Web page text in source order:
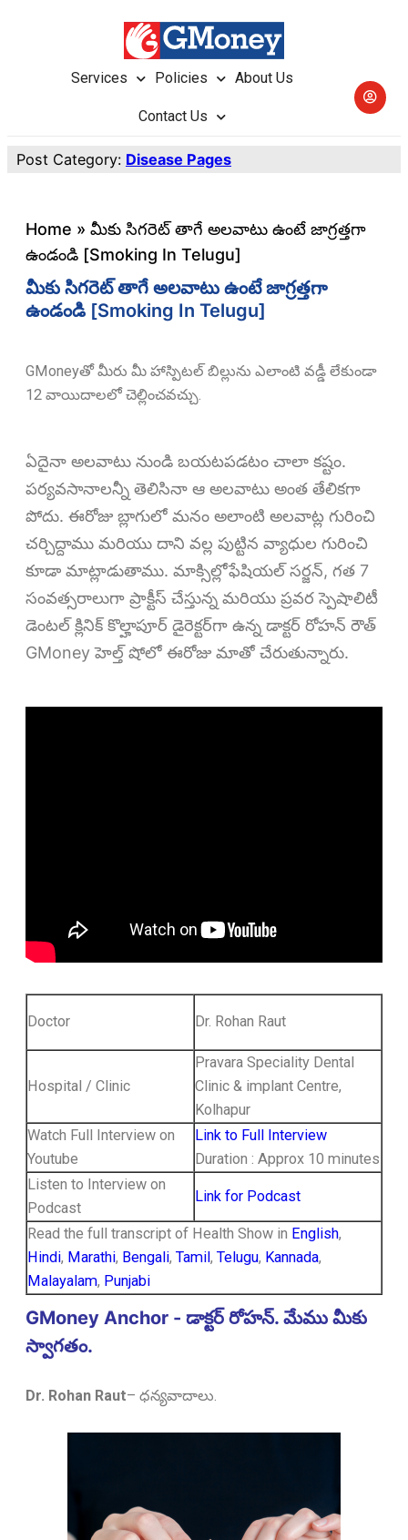
Services Policies About Us
Contact Us
Post Category: Disease Pages
Home » మీకు సిగరెట్ తాగే అలవాటు ఉంటే జాగ్రత్తగా
ఉండండి [Smoking In Telugu]
మీకు సిగరెట్ తాగే అలవాటు ఉంటే జాగ్రత్తగా
ఉండండి [Smoking In Telugu]
GMoneyతో మీరు మీ హాస్పిటల్ బిల్లును ఎలాంటి వడ్డీ లేకుండా
12 వాయిదాలలో చెల్లించవచ్చు.
ఏదైనా అలవాటు నుండి బయటపడటం చాలా కష్టం.
పర్యవసానాలన్నీ తెలిసినా ఆ అలవాటు అంత తేలికగా
పోదు. ఈరోజు బ్లాగులో మనం అలాంటి అలవాట్ల గురించి
చర్చిద్దాము మరియు దాని వల్ల పుట్టిన వ్యాధుల గురించి
కూడా మాట్లాడుతాము. మాక్సిల్లోఫేషియల్ సర్జన్, గత 7
సంవత్సరాలుగా ప్రాక్టీస్ చేస్తున్న మరియు ప్రవర స్పెషాలిటీ
డెంటల్ క్లినిక్ కొల్హాపూర్ డైరెక్టర్‌గా ఉన్న డాక్టర్ రోహన్ రౌత్
GMoney హెల్త్ షోలో ఈరోజు మాతో చేరుతున్నారు.
Doctor Dr. Rohan Raut
Hospital / Clinic
Pravara Speciality Dental
Clinic & implant Centre,
Kolhapur
Watch Full Interview on
Youtube
Link to Full Interview
Duration : Approx 10 minutes
Listen to Interview on
Podcast
Link for Podcast
Read the full transcript of Health Show in English,
Hindi, Marathi, Bengali, Tamil, Telugu, Kannada,
Malayalam, Punjabi
GMoney Anchor - డాక్టర్ రోహన్. మేము మీకు
స్వాగతం.
Dr. Rohan Raut– ధన్యవాదాలు.